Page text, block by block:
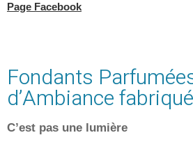
Page Facebook
Fondants
d’Ambiance
C’est pas une lumière